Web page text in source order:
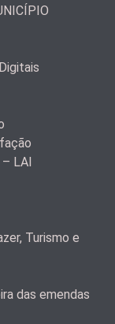
– LAI
Turismo e
das emendas